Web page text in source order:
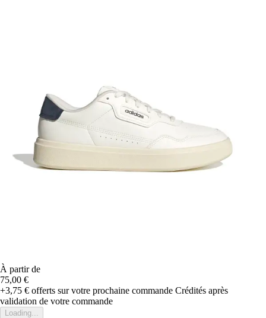
À partir de
75,00 €
+3,75 € offerts sur votre prochaine commande Crédités après
validation de votre commande
Loading...